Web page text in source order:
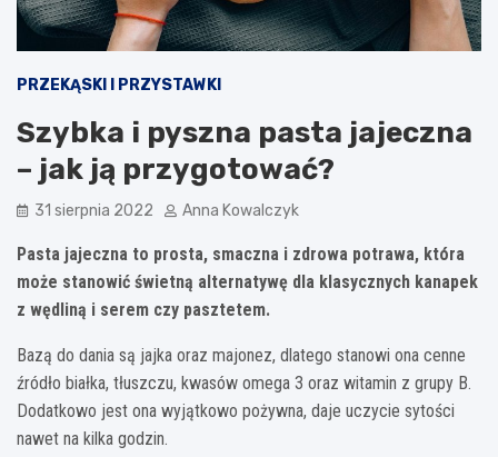
PRZEKĄSKI I PRZYSTAWKI
Szybka i pyszna pasta jajeczna
– jak ją przygotować?
31 sierpnia 2022 Anna Kowalczyk
Pasta jajeczna to prosta, smaczna i zdrowa potrawa, która
może stanowić świetną alternatywę dla klasycznych kanapek
z wędliną i serem czy pasztetem.
Bazą do dania są jajka oraz majonez, dlatego stanowi ona cenne
źródło białka, tłuszczu, kwasów omega 3 oraz witamin z grupy B.
Dodatkowo jest ona wyjątkowo pożywna, daje uczycie sytości
nawet na kilka godzin.